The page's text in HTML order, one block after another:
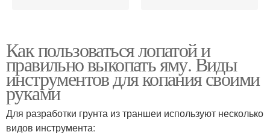
Как пользоваться лопатой и
правильно выкопать яму. Виды
инструментов для копания своими
руками
Для разработки грунта из траншеи используют несколько
видов инструмента: